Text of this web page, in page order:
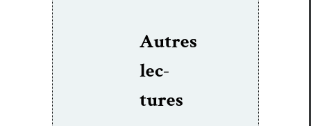
Autres
lec­
tures